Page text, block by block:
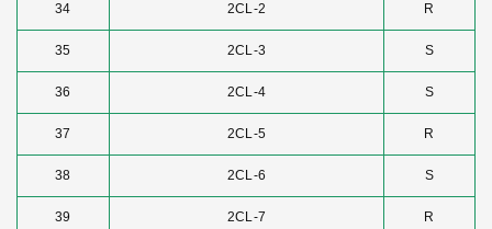
34 2CL-2 R
35 2CL-3 S
36 2CL-4 S
37 2CL-5 R
38 2CL-6 S
39 2CL-7 R